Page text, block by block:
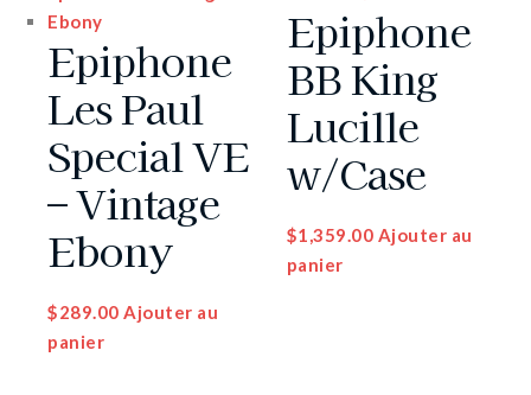
Epiphone
Les Paul
Special VE
– Vintage
Ebony
$289.00 Ajouter au
panier
Epiphone
BB King
Lucille
w/Case
$1,359.00 Ajouter au
panier